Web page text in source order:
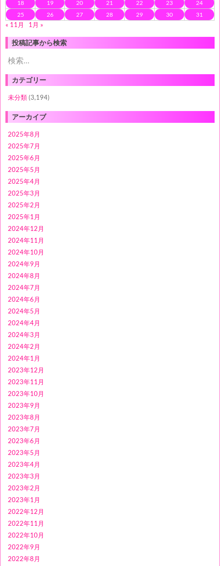
18 19 20 21 22 23
24
25
26 27 28 29 30 31
« 11月 1月 »
投稿記事から検索
検
索:
カテゴリー
未分類 (3,194)
アーカイブ
2025年8月
2025年7月
2025年6月
2025年5月
2025年4月
2025年3月
2025年2月
2025年1月
2024年12月
2024年11月
2024年10月
2024年9月
2024年8月
2024年7月
2024年6月
2024年5月
2024年4月
2024年3月
2024年2月
2024年1月
2023年12月
2023年11月
2023年10月
2023年9月
2023年8月
2023年7月
2023年6月
2023年5月
2023年4月
2023年3月
2023年2月
2023年1月
2022年12月
2022年11月
2022年10月
2022年9月
2022年8月